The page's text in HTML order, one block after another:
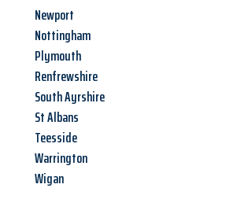
Newport
Nottingham
Plymouth
Renfrewshire
South Ayrshire
St Albans
Teesside
Warrington
Wigan